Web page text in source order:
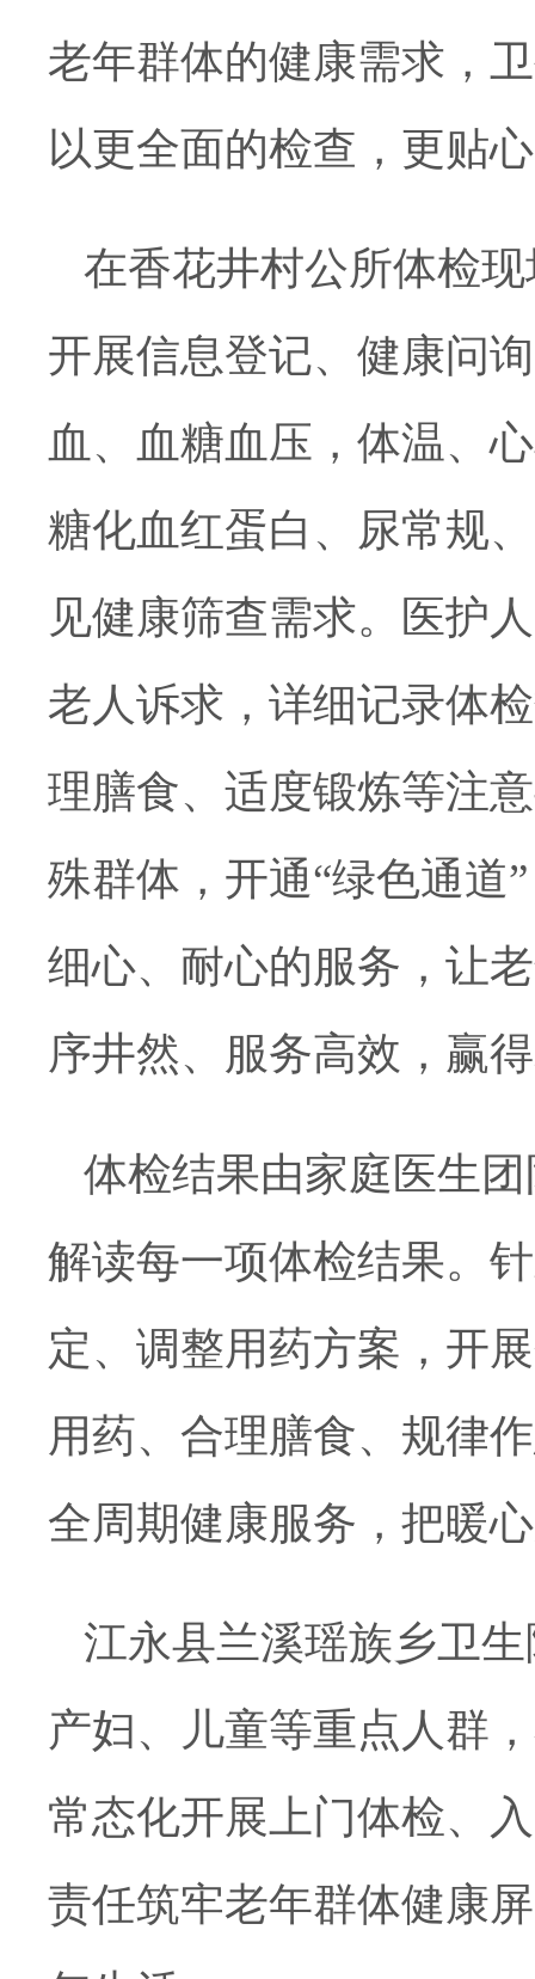
老年群体的健康需求，
以更全面的检查，更贴
在香花井村公所体检
开展信息登记、健康问
血、血糖血压， 体温、
糖化血红蛋白、尿常规、
见健康筛查需求。医护
老人诉求，详细记录体
理膳食、适度锻炼等注
殊群体，开通“绿色通道
细心、耐心的服务，让
序井然、服务高效，赢
体检结果由家庭医生
解读每一项体检结果。
定、 调整用药方案，开
用药、 合理膳食、 规律
全周期健康服务，把暖
江永县兰溪瑶族乡卫
产妇、儿童等重点人群
常态化开展上门体检、
责任筑牢老年群体健康